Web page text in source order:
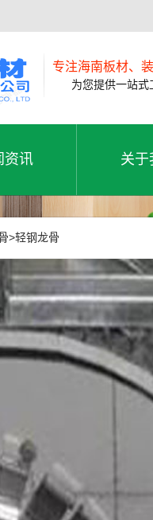
专注海南板材、
为您提供一站式
资讯
资讯
新闻
动态
关于
公
>轻钢龙骨